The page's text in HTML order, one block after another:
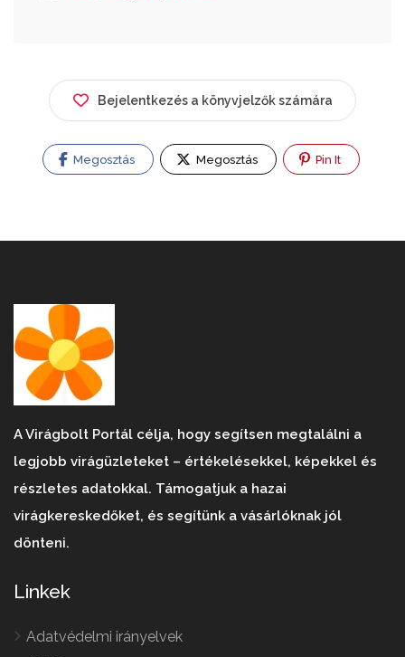
Bejelentkezés a könyvjelzők számára
Megosztás Megosztás Pin It
A Virágbolt Portál célja, hogy segítsen megtalálni a
legjobb virágüzleteket – értékelésekkel, képekkel és
részletes adatokkal. Támogatjuk a hazai
virágkereskedőket, és segítünk a vásárlóknak jól
dönteni.
Linkek
Adatvédelmi irányelvek